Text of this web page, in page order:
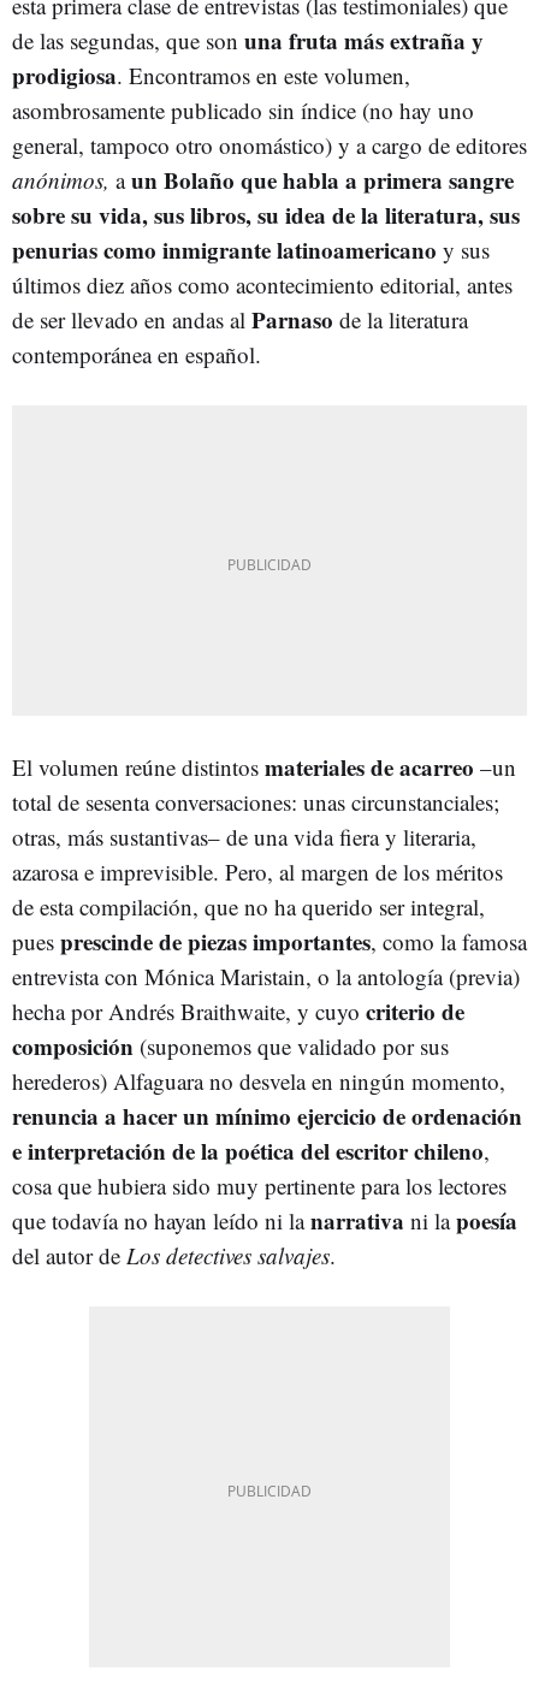
de las segundas, que son una fruta más extraña y
prodigiosa. Encontramos en este volumen,
asombrosamente publicado sin índice (no hay uno
general, tampoco otro onomástico) y a cargo de editores
anónimos, aun Bolaño que habla a primera sangre
sobre su vida, sus libros, su idea de la literatura, sus
penurias como inmigrante latinoamericano y sus
últimos diez años como acontecimiento editorial, antes
de ser llevado en andas al Parnaso de la literatura
contemporánea en español.
El volumen reúne distintos materiales de acarreo –un
total de sesenta conversaciones: unas circunstanciales;
otras, más sustantivas– de una vida fiera y literaria,
azarosa e imprevisible. Pero, al margen de los méritos
de esta compilación, que no ha querido ser integral,
pues prescinde de piezas importantes, como la famosa
entrevista con Mónica Maristain, o la antología (previa)
hecha por Andrés Braithwaite, y cuyo criterio de
composición (suponemos que validado por sus
herederos) Alfaguara no desvela en ningún momento,
renuncia a hacer un mínimo ejercicio de ordenación
e interpretación de la poética del escritor chileno,
cosa que hubiera sido muy pertinente para los lectores
que todavía no hayan leído ni lanarrativa ni lapoesía
del autor de Los detectives salvajes.